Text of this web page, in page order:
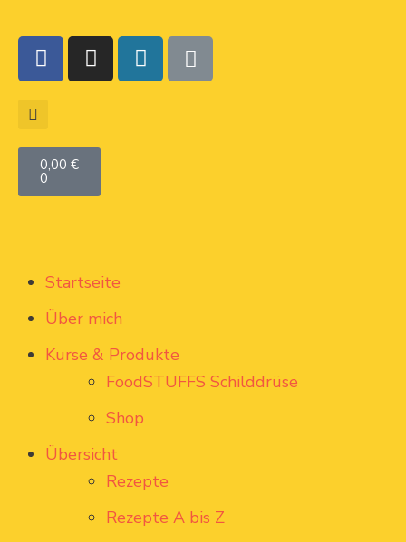
0,00 €
0
Startseite
Über mich
Kurse & Produkte
FoodSTUFFS Schilddrüse
Shop
Übersicht
Rezepte
Rezepte A bis Z